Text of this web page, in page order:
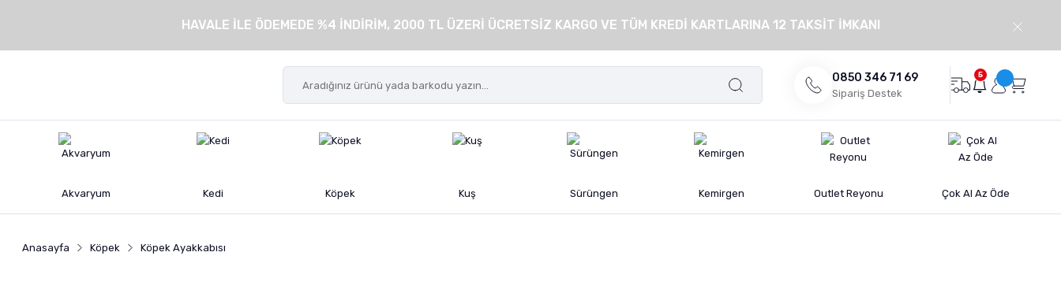
HAVALE İLE ÖDEMEDE %4 İNDİRİM, 2000 TL ÜZERİ ÜCRETSİZ KARGO VE TÜM KREDİ KARTLARINA 12 TAKSİT İMKANI
0850 346 71 69
Sipariş Destek
5
Akvaryum Kedi Köpek Kuş Sürüngen Kemirgen Outlet Reyonu Çok Al Az Öde
Anasayfa Köpek Köpek Ayakkabısı